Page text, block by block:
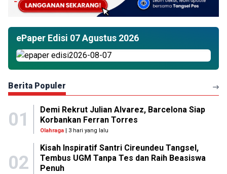
ePaper Edisi 07 Agustus 2026
Berita Populer
01
Demi Rekrut Julian Alvarez, Barcelona Siap
Korbankan Ferran Torres
Olahraga| 3 hari yang lalu
02
Kisah Inspiratif Santri Cireundeu Tangsel,
Tembus UGM Tanpa Tes dan Raih Beasiswa
Penuh